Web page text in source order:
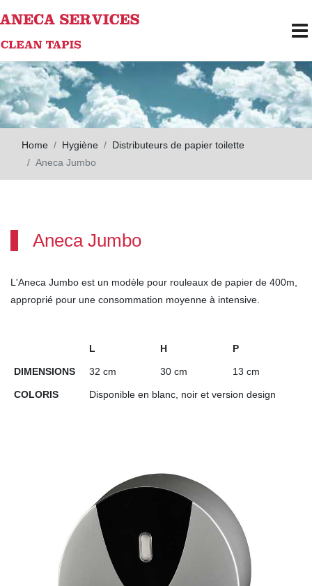
Home Hygiène
Distributeurs de papier toilette
Aneca Jumbo
Aneca Jumbo
L'Aneca Jumbo est un modèle pour rouleaux de papier de 400m,
approprié pour une consommation moyenne à intensive.
L H P
DIMENSIONS 32 cm 30 cm 13 cm
COLORIS Disponible en blanc, noir et version design